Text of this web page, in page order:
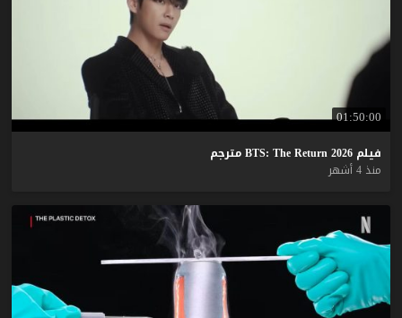
01:50:00
فيلم BTS: The Return 2026
مترجم
منذ 4 أشهر